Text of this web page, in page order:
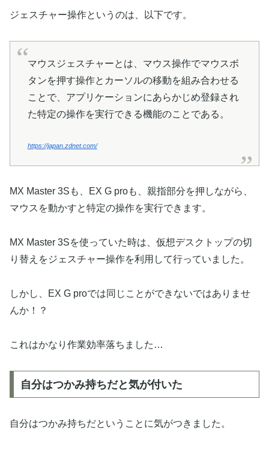
ジェスチャー操作というのは、以下です。
マウスジェスチャーとは、マウス操作でマウスボ
タンを押す操作とカーソルの移動を組み合わせる
ことで、アプリケーションにあらかじめ登録され
た特定の操作を実行できる機能のことである。
https://japan.zdnet.com/
MX Master 3Sも、EX G proも、親指部分を押しながら、
マウスを動かすと特定の操作を実行できます。
MX Master 3Sを使っていた時は、仮想デスクトップの切
り替えをジェスチャー操作を利用して行っていました。
しかし、EX G proでは同じことができないではありませ
んか！？
これはかなり作業効率落ちました…
自分はつかみ持ちだと気が付いた
自分はつかみ持ちだということに気がつきました。